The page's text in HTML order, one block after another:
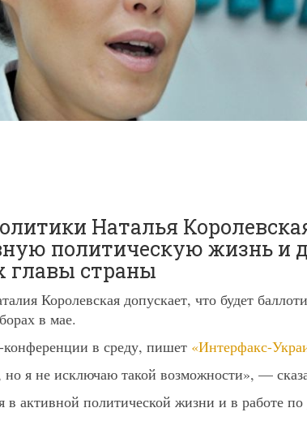
Наталья
политическую жизнь и
главы страны
Королевская допускает, что будет
в мае.
конференции в среду, пишет «Интерфакс-
я не исключаю такой возможности», —
в активной политической жизни и в работе